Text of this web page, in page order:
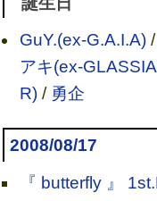
GuY.(ex-G.A.I.A)/
アキ(ex-
R)/ 勇企
2008/08/17
『 butterfly 』